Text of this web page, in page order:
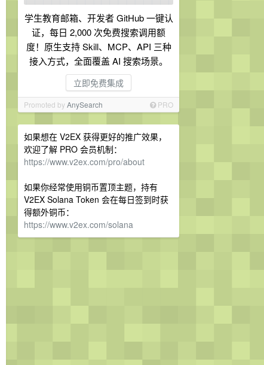
学生教育邮箱、开发者 GitHub 一键认
证，每日 2,000 次免费搜索调用额
度！原生支持 Skill、MCP、API 三种
接入方式，全面覆盖 AI 搜索场景。
立即免费集成
Promoted byAnySearch PRO
如果想在 V2EX 获得更好的推广效果，
欢迎了解 PRO 会员机制：
https://www.v2ex.com/pro/about
如果你经常使用铜币置顶主题，持有
V2EX Solana Token 会在每日签到时获
得额外铜币：
https://www.v2ex.com/solana